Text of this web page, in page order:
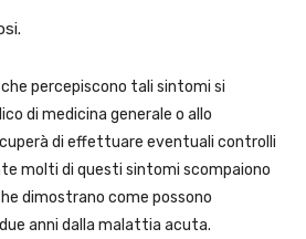
percepiscono tali sintomi si
di medicina generale o allo
di effettuare eventuali controlli
molti di questi sintomi scompaiono
dimostrano come possono
anni dalla malattia acuta.